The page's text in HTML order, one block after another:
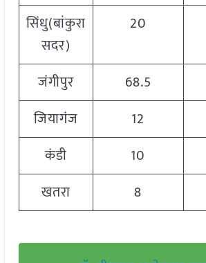
सिंधु(बांकुरा
सदर)
20
जंगीपुर 68.5
जियागंज
12
कंडी
10
खतरा
8